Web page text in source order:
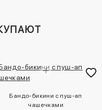
Бандо-бикини с пуш-ап
чашечками